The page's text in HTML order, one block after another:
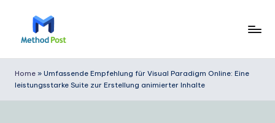
e
t
Home » Umfassende Empfehlung für Visual Paradigm Online: Eine
leistungsstarke Suite zur Erstellung animierter Inhalte